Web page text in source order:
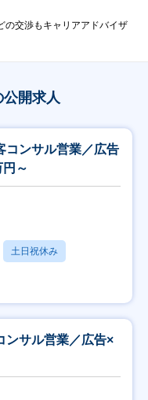
の交渉もキャリアアドバイザ
公開求人
ンサル営業／広告
～
土日祝休み
サル営業／広告×